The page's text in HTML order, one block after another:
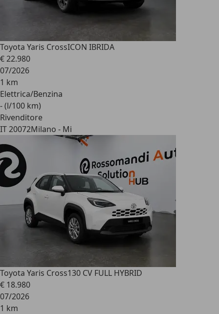
Toyota Yaris CrossICON IBRIDA
€ 22.980
07/2026
1 km
Elettrica/Benzina
- (l/100 km)
Rivenditore
IT 20072Milano - Mi
Toyota Yaris Cross130 CV FULL HYBRID
€ 18.980
07/2026
1 km